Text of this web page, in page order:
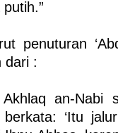
penuturan
dari :
an-Nabi
‘Itu